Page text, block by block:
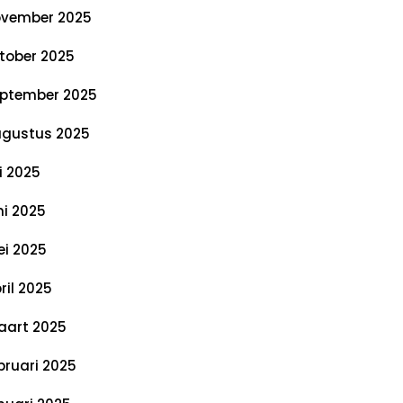
2025
2025
2025
2025
2025
2025
2025
2025
2025
2025